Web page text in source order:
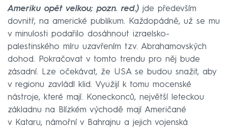
Ameriku opět velkou; pozn. red.) jde především
dovnitř, na americké publikum. Každopádně, už se mu
v minulosti podařilo dosáhnout izraelsko-
palestinského míru uzavřením tzv. Abrahamovských
dohod. Pokračovat v tomto trendu pro něj bude
zásadní. Lze očekávat, že USA se budou snažit, aby
v regionu zavládl klid. Využijí k tomu mocenské
nástroje, které mají. Koneckonců, největší leteckou
základnu na Blízkém východě mají Američané
v Kataru, námořní v Bahrajnu a jejich vojenská